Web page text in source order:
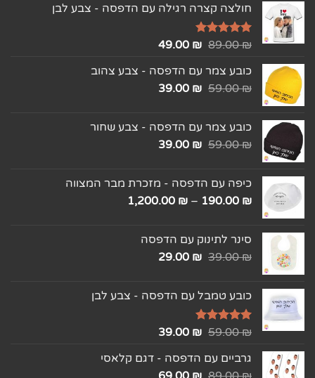
חולצה קצרה רגילה עם הדפסה - צבע לבן
דורג5.00
89.00₪
49.00 ₪
כובע צמר עם הדפסה - צבע צהוב
59.00₪
39.00 ₪
כובע צמר עם הדפסה - צבע שחור
59.00₪
39.00 ₪
כיפה עם הדפסה - מזכרת מבר המצווה
190.00 ₪
–
1,200.00 ₪
סינר לתינוק עם הדפסה
39.00₪
29.00 ₪
כובע טמבל עם הדפסה - צבע לבן
דורג5.00
59.00₪
39.00 ₪
גרביים עם הדפסה - דגם קלאסי